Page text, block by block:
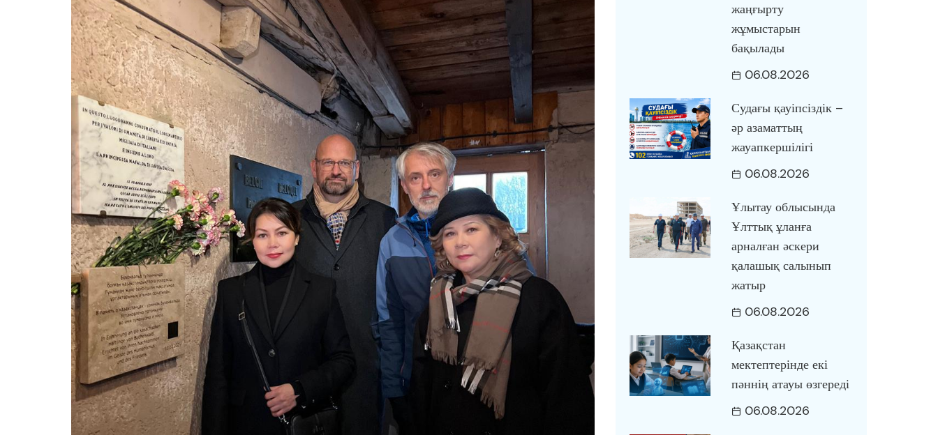
жаңғырту
жұмыстарын
бақылады
06.08.2026
Судағы қауіпсіздік –
әр азаматтың
жауапкершілігі
06.08.2026
Ұлытау облысында
Ұлттық ұланға
арналған әскери
қалашық салынып
жатыр
06.08.2026
Қазақстан
мектептерінде екі
пәннің атауы өзгереді
06.08.2026